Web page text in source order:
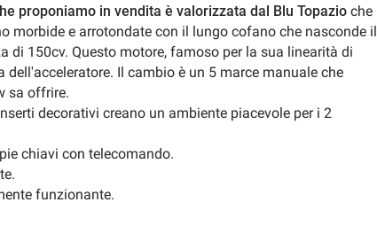
proponiamo in vendita è valorizzata dal Blu Topazio che
morbide e arrotondate con il lungo cofano che nasconde il
di 150cv. Questo motore, famoso per la sua linearità di
Il cambio è un 5 marce manuale che
sa offrire.
decorativi creano un ambiente piacevole per i 2
chiavi con telecomando.
funzionante.